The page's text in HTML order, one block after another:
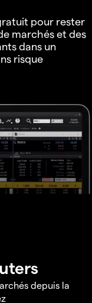
pour rester
marchés et des
dans un
risque
depuis la